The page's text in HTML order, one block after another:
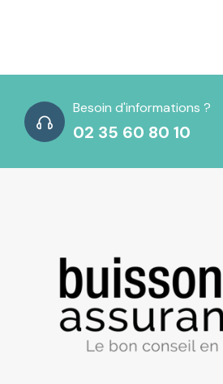
Besoin d'informations ?
02 35 60 80 10